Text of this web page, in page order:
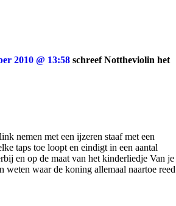
2010 @ 13:58 schreef Nottheviolin het
nemen met een ijzeren staaf met een
taps toe loopt en eindigt in een aantal
en op de maat van het kinderliedje Van je
weten waar de koning allemaal naartoe reed